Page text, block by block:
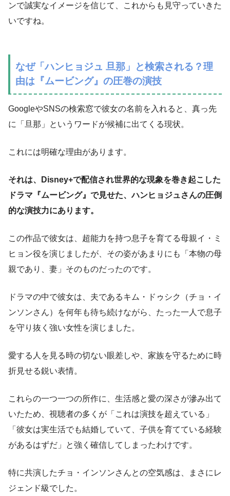
ンで誠実なイメージを信じて、これからも見守っていきた
いですね。
なぜ「ハンヒョジュ 旦那」と検索される？理
由は『ムービング』の圧巻の演技
GoogleやSNSの検索窓で彼女の名前を入れると、真っ先
に「旦那」というワードが候補に出てくる現状。
これには明確な理由があります。
それは、Disney+で配信され世界的な現象を巻き起こした
ドラマ『ムービング』で見せた、ハンヒョジュさんの圧倒
的な演技力にあります。
この作品で彼女は、超能力を持つ息子を育てる母親イ・ミ
ヒョン役を演じましたが、その姿があまりにも「本物の母
親であり、妻」そのものだったのです。
ドラマの中で彼女は、夫であるキム・ドゥシク（チョ・イ
ンソンさん）を何年も待ち続けながら、たった一人で息子
を守り抜く強い女性を演じました。
愛する人を見る時の切ない眼差しや、家族を守るために時
折見せる鋭い表情。
これらの一つ一つの所作に、生活感と愛の深さが滲み出て
いたため、視聴者の多くが「これは演技を超えている」
「彼女は実生活でも結婚していて、子供を育てている経験
があるはずだ」と強く確信してしまったわけです。
特に共演したチョ・インソンさんとの空気感は、まさにレ
ジェンド級でした。